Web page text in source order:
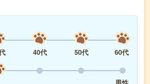
40代 50代
60代